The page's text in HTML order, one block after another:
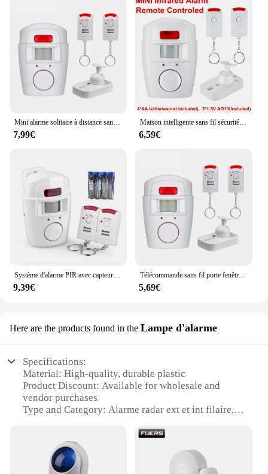
7,99€
Maison intelligente sans fil sécurité à domicile alerte PIR capteur infrarouge système d'alarme antivol détecteur de mouvement alarme 105DB sirène
6,59€
9,39€
Télécommande sans fil porte fenêtre alarme maison sans fil PIR/capteur d'alarme de mouvement avec 2 alarmes télécommandées 120db
5,69€
Here are the products found in the Lampe d'alarme
Specifications:
Material: High-quality, durable plastic
Product Discount: Available for wholesale and
vendor purchases
Type and Category: Alarme radar ext et int filaire, a
Design and Style: Sleek, modern design with a built-
in lamp for enhanced visibility
Usage and Purpose: Designed for both indoor and
outdoor use, providing comprehensive security